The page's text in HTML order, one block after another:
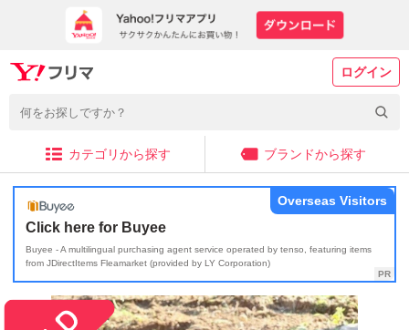
ログイン
カテゴリから探す ブランドから探す
Click here for Buyee
Buyee - A multilingual purchasing agent service operated by tenso, featuring items
from JDirectItems Fleamarket (provided by LY Corporation)
Overseas Visitors